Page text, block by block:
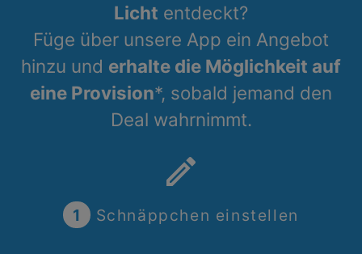
Licht entdeckt?
Füge über unsere App ein Angebot
hinzu und erhalte die Möglichkeit auf
eine Provision*, sobald jemand den
Deal wahrnimmt.
create
1 Schnäppchen einstellen